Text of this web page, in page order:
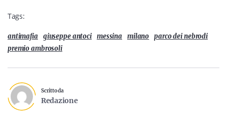
Tags:
antimafia giuseppe antoci messina milano
parco dei nebrodi
premio ambrosoli
Scritto da
Redazione